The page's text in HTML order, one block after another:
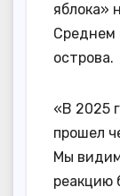
яблока»
Среднем
острова.
«В 2025
прошел
Мы
реакцию